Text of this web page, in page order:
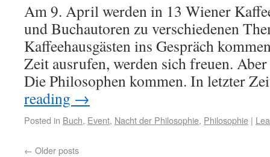
Am 9. April werden in 13 Wiener
und Buchautoren zu verschiedenen
Kaffeehausgästen ins Gespräch
Zeit ausrufen, werden sich freuen.
Die Philosophen kommen. In letzter
reading →
Posted in Buch, Event, Nacht der Philosophie, Philosophie |
← Older posts